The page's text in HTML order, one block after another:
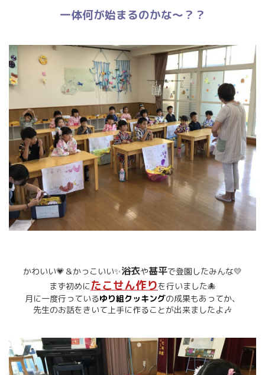
一体何が始まるのかな～？？
かわいい💗＆かっこいい✨浴衣や甚平で登園したみんな💛
まず初めにたこせん作りを行いました🐙
月に一度行っているゆり組クッキングの成果もあってか、
先生のお話をきいて上手に作ることが出来ましたよ🎶